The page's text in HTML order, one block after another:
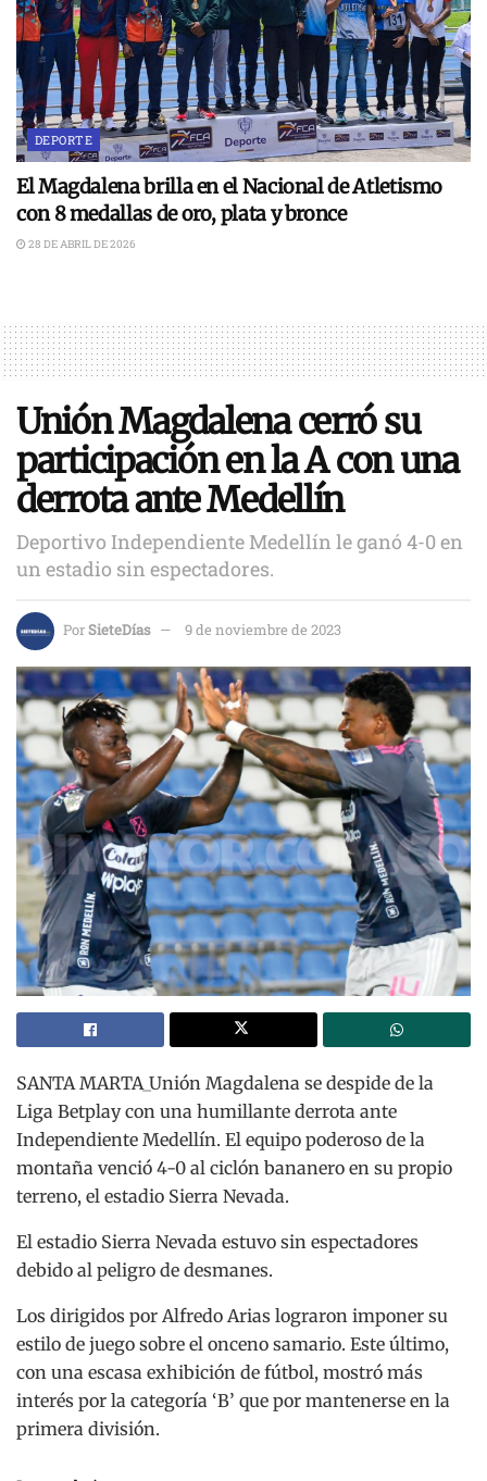
DEPORTE
El Magdalena brilla en el Nacional de Atletismo
con 8 medallas de oro, plata y bronce
28 DE ABRIL DE 2026
Unión Magdalena cerró su
participación en la A con una
derrota ante Medellín
Deportivo Independiente Medellín le ganó 4-0 en
un estadio sin espectadores.
PorSieteDías 9 de noviembre de 2023
SANTA MARTA_Unión Magdalena se despide de la
Liga Betplay con una humillante derrota ante
Independiente Medellín. El equipo poderoso de la
montaña venció 4-0 al ciclón bananero en su propio
terreno, el estadio Sierra Nevada.
El estadio Sierra Nevada estuvo sin espectadores
debido al peligro de desmanes.
Los dirigidos por Alfredo Arias lograron imponer su
estilo de juego sobre el onceno samario. Este último,
con una escasa exhibición de fútbol, mostró más
interés por la categoría ‘B’ que por mantenerse en la
primera división.